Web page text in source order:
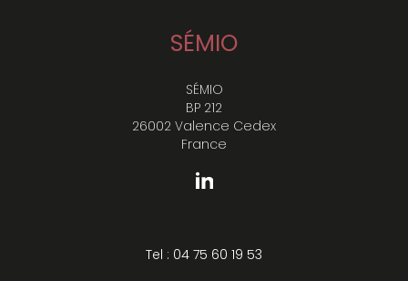
SÉMIO
SÉMIO
BP 212
26002 Valence Cedex
France
Tel : 04 75 60 19 53